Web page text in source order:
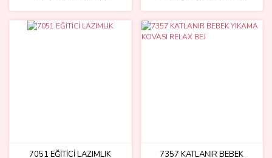
7051 EĞİTİCİ LAZIMLIK
7357 KATLANIR BEBEK